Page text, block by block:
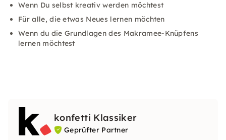
Wenn Du selbst kreativ werden möchtest
Für alle, die etwas Neues lernen möchten
Wenn du die Grundlagen des Makramee-Knüpfens
lernen möchtest
konfetti Klassiker
Geprüfter Partner